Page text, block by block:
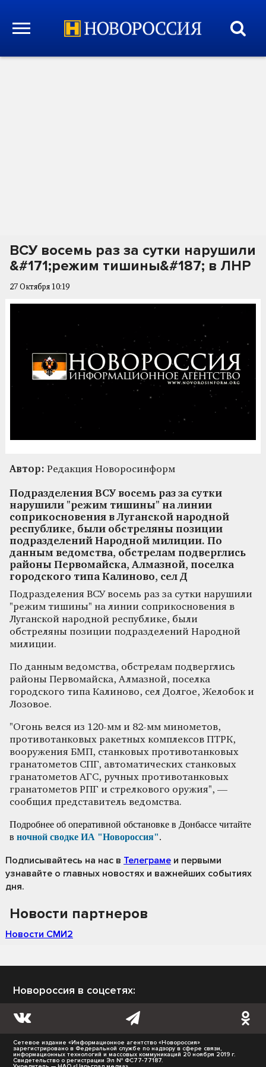
ВСУ восемь раз за сутки нарушили
&#171;режим тишины&#187; в ЛНР
27 Октября 10:19
Автор: Редакция Новоросинформ
Подразделения ВСУ восемь раз за сутки
нарушили "режим тишины" на линии
соприкосновения в Луганской народной
республике, были обстреляны позиции
подразделений Народной милиции. По
данным ведомства, обстрелам подверглись
районы Первомайска, Алмазной, поселка
городского типа Калиново, сел Д
Подразделения ВСУ восемь раз за сутки нарушили
"режим тишины" на линии соприкосновения в
Луганской народной республике, были
обстреляны позиции подразделений Народной
милиции.
По данным ведомства, обстрелам подверглись
районы Первомайска, Алмазной, поселка
городского типа Калиново, сел Долгое, Желобок и
Лозовое.
"Огонь велся из 120-мм и 82-мм минометов,
противотанковых ракетных комплексов ПТРК,
вооружения БМП, станковых противотанковых
гранатометов СПГ, автоматических станковых
гранатометов АГС, ручных противотанковых
гранатометов РПГ и стрелкового оружия", —
сообщил представитель ведомства.
Подробнее об оперативной обстановке в Донбассе читайте
в ночной сводке ИА "Новороссия".
Подписывайтесь на нас в Телеграме и первыми
узнавайте о главных новостях и важнейших событиях
дня.
Новости партнеров
Новости СМИ2
Новороссия в соцсетях:
Сетевое издание «Информационное агентство «Новороссия»
зарегистрировано в Федеральной службе по надзору в сфере связи,
информационных технологий и массовых коммуникаций 20 ноября 2019 г.
Свидетельство о регистрации Эл № ФС77-77187.